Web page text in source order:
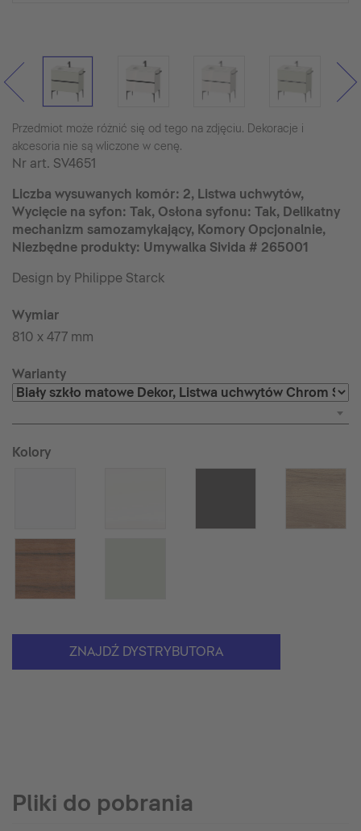
Przedmiot może różnić się od tego na zdjęciu. Dekoracje i
akcesoria nie są wliczone w cenę.
Nr art. SV4651
Liczba wysuwanych komór: 2, Listwa uchwytów,
Wycięcie na syfon: Tak, Osłona syfonu: Tak, Delikatny
mechanizm samozamykający, Komory Opcjonalnie,
Niezbędne produkty: Umywalka Sivida # 265001
Design by Philippe Starck
Wymiar
810 x 477 mm
Warianty
Kolory
ZNAJDŹ DYSTRYBUTORA
Pliki do pobrania